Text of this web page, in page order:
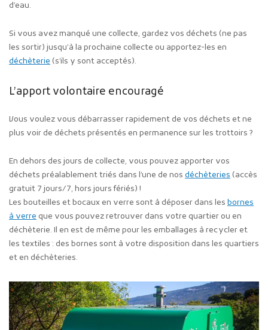
d’eau.
Si vous avez manqué une collecte, gardez vos déchets (ne pas
les sortir) jusqu’à la prochaine collecte ou apportez-les en
déchèterie (s’ils y sont acceptés).
L’apport volontaire encouragé
Vous voulez vous débarrasser rapidement de vos déchets et ne
plus voir de déchets présentés en permanence sur les trottoirs ?
En dehors des jours de collecte, vous pouvez apporter vos
déchets préalablement triés dans l’une de nos déchèteries (accès
gratuit 7 jours/7, hors jours fériés) !
Les bouteilles et bocaux en verre sont à déposer dans les bornes
à verre que vous pouvez retrouver dans votre quartier ou en
déchèterie. Il en est de même pour les emballages à recycler et
les textiles : des bornes sont à votre disposition dans les quartiers
et en déchèteries.